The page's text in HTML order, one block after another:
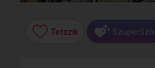
Tetszik SzuperSzív